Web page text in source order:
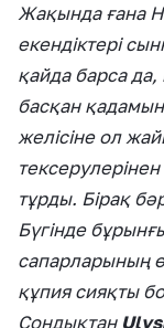
Жақында ғана
екендіктері
қайда барса
басқан
желісіне ол
тұрды. Бірақ
Бүгінде
сапарларының
құпия сияқты
Сондықтан